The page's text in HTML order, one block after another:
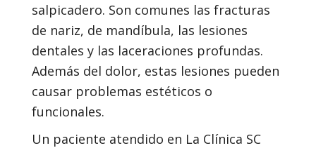
salpicadero. Son comunes las fracturas
de nariz, de mandíbula, las lesiones
dentales y las laceraciones profundas.
Además del dolor, estas lesiones pueden
causar problemas estéticos o
funcionales.
Un paciente atendido en La Clínica SC